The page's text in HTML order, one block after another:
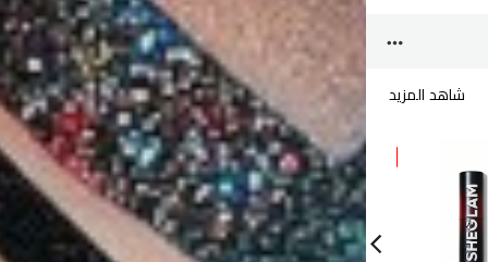
شاهد المزيد
شجلام
10 %
شجلام
10 %
%